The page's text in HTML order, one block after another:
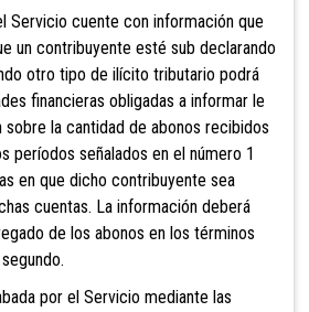
Servicio cuente con información que
un contribuyente esté sub declarando
otro tipo de ilícito tributario podrá
financieras obligadas a informar le
la cantidad de abonos recibidos
períodos señalados en el número 1
en que dicho contribuyente sea
cuentas. La información deberá
de los abonos en los términos
por el Servicio mediante las